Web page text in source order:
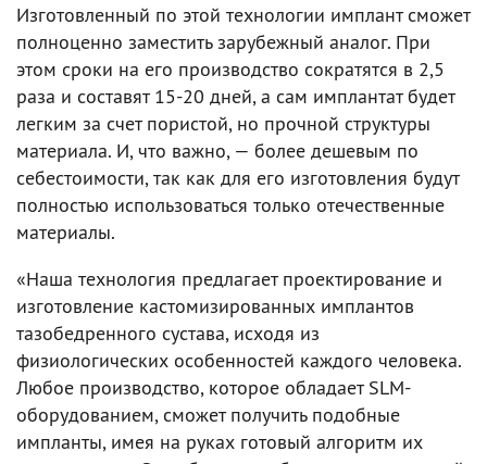
Изготовленный по этой технологии имплант сможет
полноценно заместить зарубежный аналог. При
этом сроки на его производство сократятся в 2,5
раза и составят 15-20 дней, а сам имплантат будет
легким за счет пористой, но прочной структуры
материала. И, что важно, — более дешевым по
себестоимости, так как для его изготовления будут
полностью использоваться только отечественные
материалы.
«Наша технология предлагает проектирование и
изготовление кастомизированных имплантов
тазобедренного сустава, исходя из
физиологических особенностей каждого человека.
Любое производство, которое обладает SLM-
оборудованием, сможет получить подобные
импланты, имея на руках готовый алгоритм их